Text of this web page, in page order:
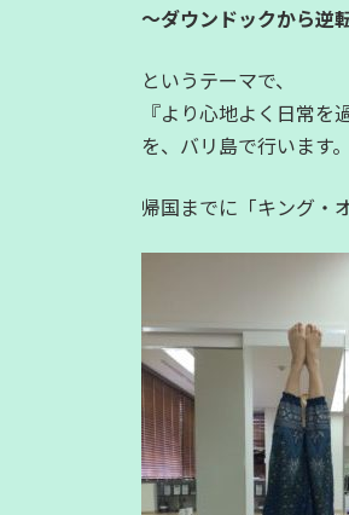
〜ダウンドックから逆
というテーマで、
『より心地よく日常を
を、バリ島で行います。
帰国までに「キング・